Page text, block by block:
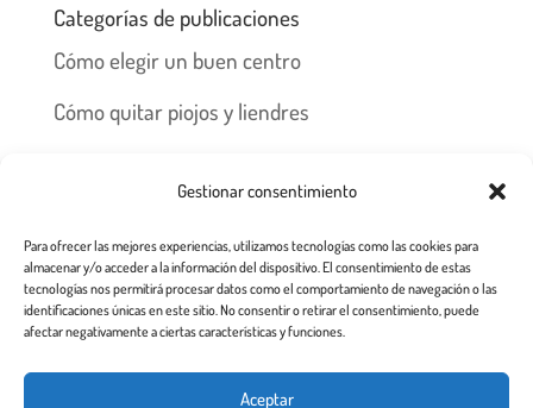
Gestionar consentimiento
Para ofrecer las mejores experiencias, utilizamos tecnologías como las cookies para
almacenar y/o acceder a la información del dispositivo. El consentimiento de estas
tecnologías nos permitirá procesar datos como el comportamiento de navegación o las
identificaciones únicas en este sitio. No consentir o retirar el consentimiento, puede
afectar negativamente a ciertas características y funciones.
Aceptar
Categorías de publicaciones
Cómo elegir un buen centro
Cómo quitar piojos y liendres
Prevención y recomendaciones
Centros